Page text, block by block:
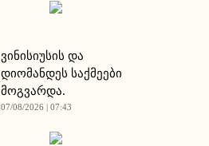
ვინისიუსის და
დიომანდეს საქმეები
მოგვარდა.
07/08/2026 | 07:43